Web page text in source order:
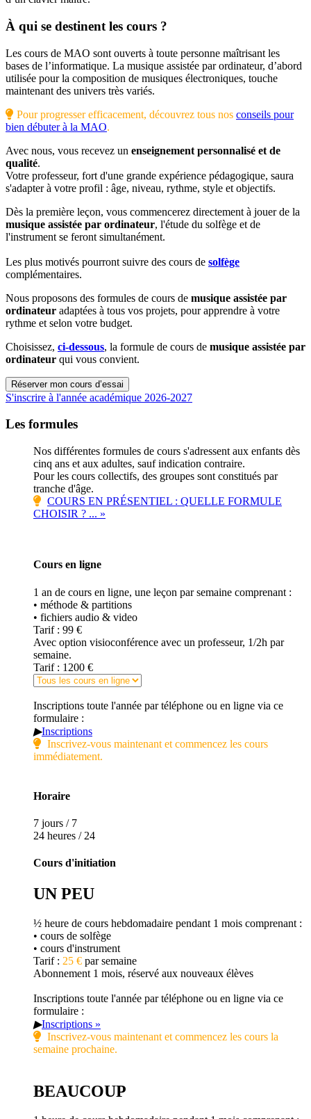
À qui se destinent les cours ?
Les cours de MAO sont ouverts à toute personne maîtrisant les
bases de l’informatique. La musique assistée par ordinateur, d’abord
utilisée pour la composition de musiques électroniques, touche
maintenant des univers très variés.
Pour progresser efficacement, découvrez tous nos conseils pour
bien débuter à la MAO.
Avec nous, vous recevez un enseignement personnalisé et de
qualité.
Votre professeur, fort d'une grande expérience pédagogique, saura
s'adapter à votre profil : âge, niveau, rythme, style et objectifs.
Dès la première leçon, vous commencerez directement à jouer de la
musique assistée par ordinateur, l'étude du solfège et de
l'instrument se feront simultanément.
Les plus motivés pourront suivre des cours de solfège
complémentaires.
Nous proposons des formules de cours de musique assistée par
ordinateur adaptées à tous vos projets, pour apprendre à votre
rythme et selon votre budget.
Choisissez, ci-dessous, la formule de cours de musique assistée par
ordinateur qui vous convient.
Réserver mon cours d’essai
S'inscrire à l'année académique 2026-2027
Les formules
Nos différentes formules de cours s'adressent aux enfants dès
cinq ans et aux adultes, sauf indication contraire.
Pour les cours collectifs, des groupes sont constitués par
tranche d'âge.
COURS EN PRÉSENTIEL : QUELLE FORMULE
CHOISIR ? ... »
Cours en ligne
1 an de cours en ligne, une leçon par semaine comprenant :
• méthode & partitions
• fichiers audio & video
Tarif : 99 €
Avec option visioconférence avec un professeur, 1/2h par
semaine.
Tarif : 1200 €
Inscriptions toute l'année par téléphone ou en ligne via ce
formulaire :
▶Inscriptions
Inscrivez-vous maintenant et commencez les cours
immédiatement.
Horaire
7 jours / 7
24 heures / 24
Cours d'initiation
UN PEU
½ heure de cours hebdomadaire pendant 1 mois comprenant :
• cours de solfège
• cours d'instrument
Tarif : 25 € par semaine
Abonnement 1 mois, réservé aux nouveaux élèves
Inscriptions toute l'année par téléphone ou en ligne via ce
formulaire :
▶Inscriptions »
Inscrivez-vous maintenant et commencez les cours la
semaine prochaine.
BEAUCOUP